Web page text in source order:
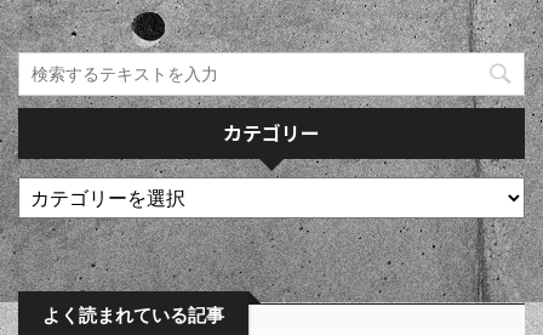
カテゴリー
よく読まれている記事